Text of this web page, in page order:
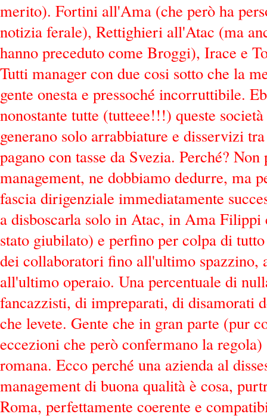
merito). Fortini all'Ama (che però ha
notizia ferale), Rettighieri all'Atac (ma
hanno preceduto come Broggi), Irace e
Tutti manager con due cosi sotto che la
gente onesta e pressoché incorruttibile.
nonostante tutte (tutteee!!!) queste
generano solo arrabbiature e disservizi
pagano con tasse da Svezia. Perché?
management, ne dobbiamo dedurre, ma
fascia dirigenziale immediatamente
a disboscarla solo in Atac, in Ama Filippi
stato giubilato) e perfino per colpa di
dei collaboratori fino all'ultimo spazzino,
all'ultimo operaio. Una percentuale di
fancazzisti, di impreparati, di disamorati
che levete. Gente che in gran parte (pur
eccezioni che però confermano la
romana. Ecco perché una azienda al
management di buona qualità è cosa,
Roma, perfettamente coerente e